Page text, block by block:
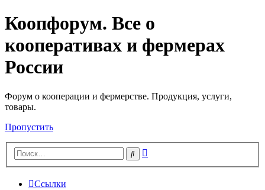
Коопфорум. Все о
кооперативах и фермерах
России
Форум о кооперации и фермерстве. Продукция, услуги,
товары.
Пропустить
Поиск
Ссылки